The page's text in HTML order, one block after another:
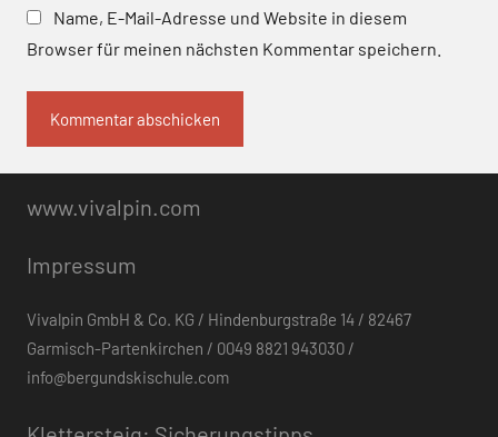
Name, E-Mail-Adresse und Website in diesem
Browser für meinen nächsten Kommentar speichern.
www.vivalpin.com
Impressum
Vivalpin GmbH & Co. KG / Hindenburgstraße 14 / 82467
Garmisch-Partenkirchen / 0049 8821 943030 /
info@bergundskischule.com